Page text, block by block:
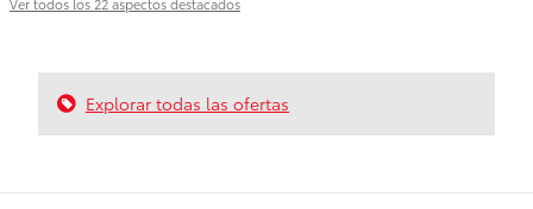
Ver todos los 22 aspectos destacados
Explorar todas las ofertas